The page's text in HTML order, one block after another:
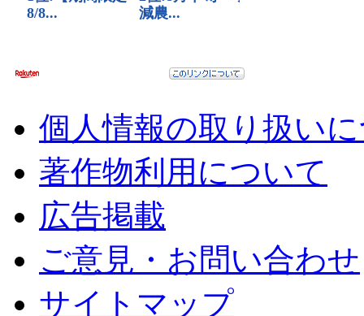
個人情報の取り扱い
著作物利用について
広告掲載
ご意見・お問い合わせ
サイトマップ